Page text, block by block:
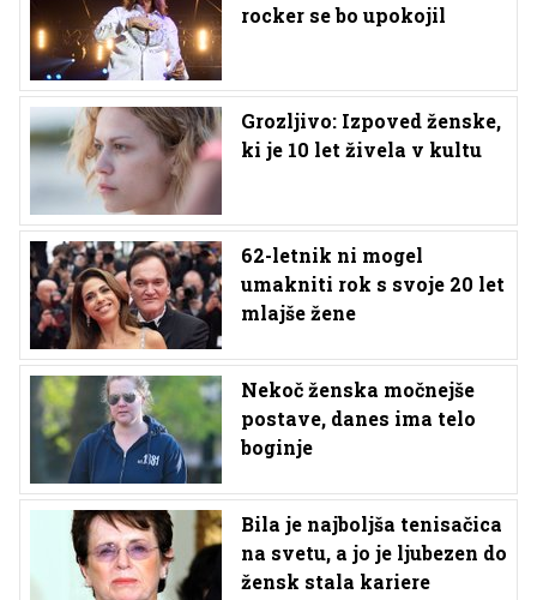
rocker se bo upokojil
Grozljivo: Izpoved ženske,
ki je 10 let živela v kultu
62-letnik ni mogel
umakniti rok s svoje 20 let
mlajše žene
Nekoč ženska močnejše
postave, danes ima telo
boginje
Bila je najboljša tenisačica
na svetu, a jo je ljubezen do
žensk stala kariere